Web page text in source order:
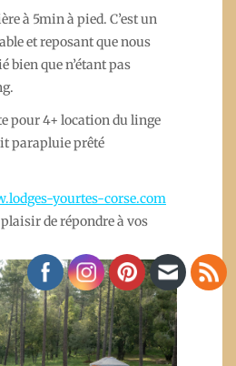
à 5min à pied. C’est un
et reposant que nous
bien que n’étant pas
pour 4+ location du linge
parapluie prêté
yourtes-corse.com
de répondre à vos